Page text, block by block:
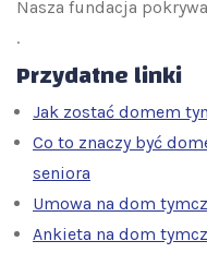
Nasza fundacja
.
Przydatne linki
Jak zostać domem
Co to znaczy być
seniora
Umowa na dom
Ankieta na dom